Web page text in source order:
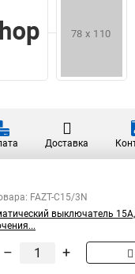
Доставка
FAZT-C15/3N
выключатель
– +